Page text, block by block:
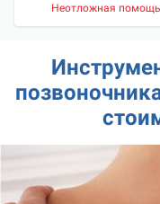
Неотложная помощь